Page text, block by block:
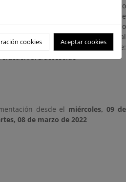
de Donostia-San Sebastián (código
citando la/s referencia/s que
particular, si dispone de certificado
hacer uso del Registro General
siguiente:
action/are/acceso.do
desde el miércoles, 09 de
08 de marzo de 2022
cookies Aceptar cookies